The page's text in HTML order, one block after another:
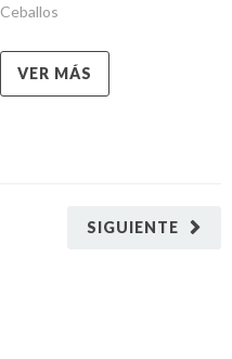
Ceballos
VER MÁS
SIGUIENTE